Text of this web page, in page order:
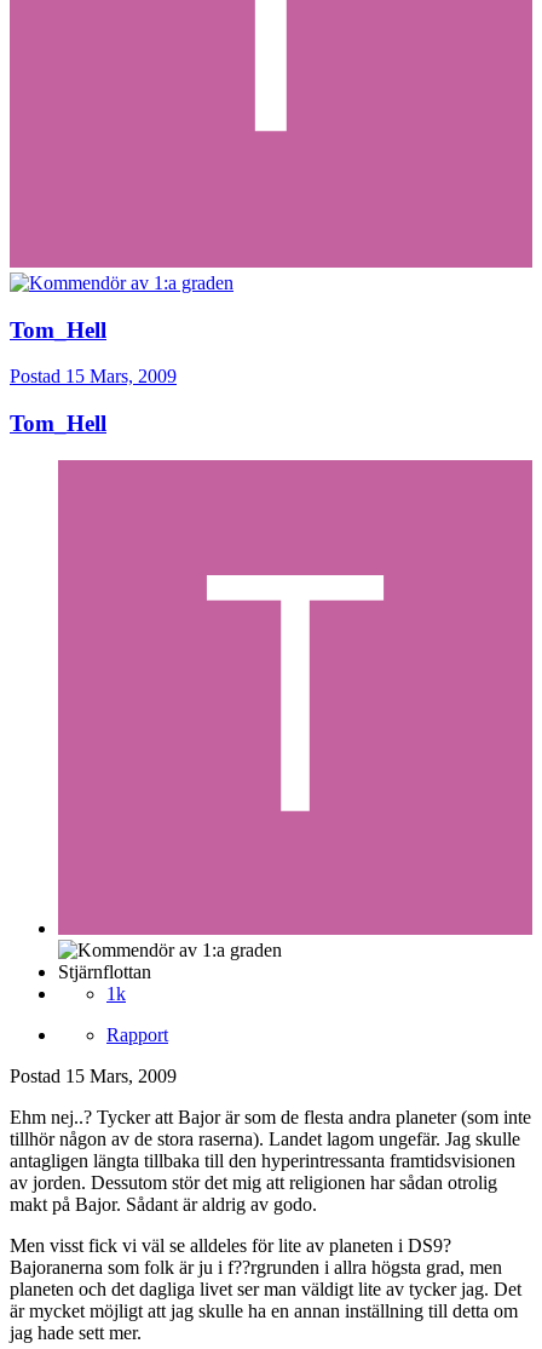
Tom_Hell
Postad 15 Mars, 2009
Tom_Hell
Stjärnflottan
1k
Rapport
Postad 15 Mars, 2009
Ehm nej..? Tycker att Bajor är som de flesta andra planeter (som inte
tillhör någon av de stora raserna). Landet lagom ungefär. Jag skulle
antagligen längta tillbaka till den hyperintressanta framtidsvisionen
av jorden. Dessutom stör det mig att religionen har sådan otrolig
makt på Bajor. Sådant är aldrig av godo.
Men visst fick vi väl se alldeles för lite av planeten i DS9?
Bajoranerna som folk är ju i f??rgrunden i allra högsta grad, men
planeten och det dagliga livet ser man väldigt lite av tycker jag. Det
är mycket möjligt att jag skulle ha en annan inställning till detta om
jag hade sett mer.